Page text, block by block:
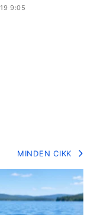
9:05
MINDEN CIKK